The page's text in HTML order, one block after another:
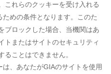
これらのクッキーを受け入れる
めの条件となります。このた
ブロックした場合、当機関はあ
トまたはサイトのセキュリティ
ことはできません。
は、あなたがGIAのサイトを使用